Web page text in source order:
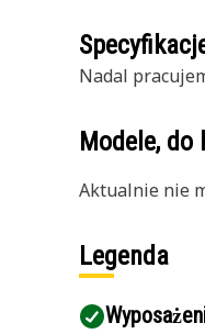
Nadal
Modele,
Aktualnie nie
Legenda